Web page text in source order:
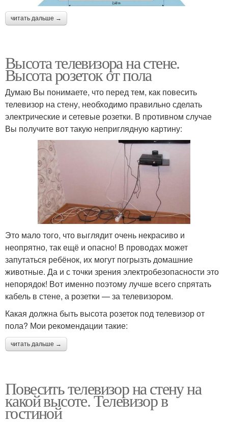
читать дальше →
Высота телевизора на стене.
Высота розеток от пола
Думаю Вы понимаете, что перед тем, как повесить
телевизор на стену, необходимо правильно сделать
электрические и сетевые розетки. В противном случае
Вы получите вот такую неприглядную картину:
Это мало того, что выглядит очень некрасиво и
неопрятно, так ещё и опасно! В проводах может
запутаться ребёнок, их могут погрызть домашние
животные. Да и с точки зрения электробезопасности это
непорядок! Вот именно поэтому лучше всего спрятать
кабель в стене, а розетки — за телевизором.
Какая должна быть высота розеток под телевизор от
пола? Мои рекомендации такие:
читать дальше →
Повесить телевизор на стену на
какой высоте. Телевизор в
гостиной